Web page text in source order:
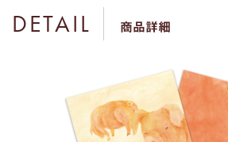
DETAIL 商品詳細